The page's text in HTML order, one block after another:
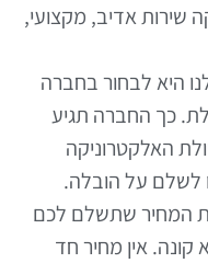
שירות אדיב, מקצועי,
היא לבחור בחברה
כך החברה תגיע
האלקטרוניקה
לשלם על הובלה.
המחיר שתשלם לכם
קונה. אין מחיר חד